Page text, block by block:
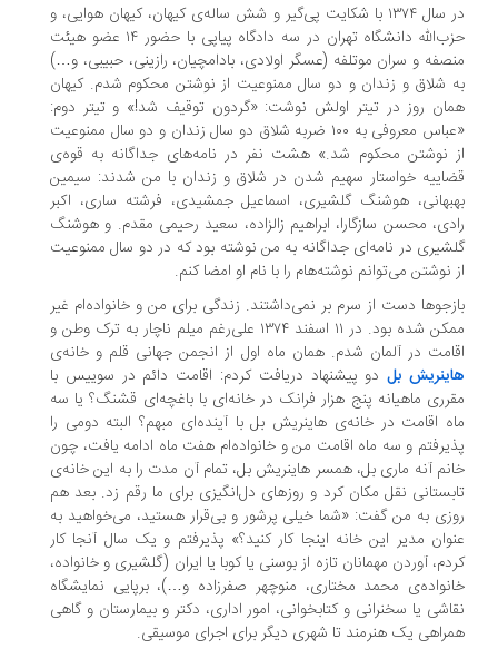
در سال ۱۳۷۴ با شکایت پی‌گیر و شش ساله‌ی کیهان، کیهان هوایی، و
حزب‌الله دانشگاه تهران در سه دادگاه پیاپی با حضور ۱۴ عضو هیئت
و سران موتلفه (عسگر اولادی، بادامچیان، رازینی، حبیبی، و…)
شلاق و زندان و دو سال ممنوعیت از نوشتن محکوم شدم. کیهان
روز در تیتر اولش نوشت: «گردون توقیف شد!» و تیتر دوم:
«عباس معروفی به ۱۰۰ ضربه شلاق دو سال زندان و دو سال ممنوعیت
نوشتن محکوم شد.» هشت نفر در نامه‌های جداگانه به قوه‌ی
خواستار سهیم شدن در شلاق و زندان با من شدند: سیمین
هوشنگ گلشیری، اسماعیل جمشیدی، فرشته ساری، اکبر
محسن سازگارا، ابراهیم زالزاده، سعید رحیمی مقدم. و هوشنگ
در نامه‌ای جداگانه به من نوشته بود که در دو سال ممنوعیت
نوشتن می‌توانم نوشته‌هام را با نام او امضا کنم.
دست از سرم بر نمی‌داشتند. زندگی برای من و خانواده‌ام غیر
ممکن شده بود. در ۱۱ اسفند ۱۳۷۴ علی‌رغم میلم ناچار به ترک وطن و
در آلمان شدم. همان ماه اول از انجمن جهانی قلم و خانه‌ی
بلدو پیشنهاد دریافت کردم: اقامت دائم در سوییس با
ماهیانه پنج هزار فرانک در خانه‌ای با باغچه‌ای قشنگ؟ یا سه
اقامت در خانه‌ی هاینریش بل با آینده‌ای مبهم؟ البته دومی را
و سه ماه اقامت من و خانواده‌ام هفت ماه ادامه یافت، چون
آنه ماری بل، همسر هاینریش بل، تمام آن مدت را به این خانه‌ی
نقل مکان کرد و روزهای دل‌انگیزی برای ما رقم زد. بعد هم
به من گفت: «شما خیلی پرشور و بی‌قرار هستید، می‌خواهید به
مدیر این خانه اینجا کار کنید؟» پذیرفتم و یک سال آنجا کار
آوردن مهمانان تازه از بوسنی یا کوبا یا ایران (گلشیری و خانواده،
محمد مختاری، منوچهر صفرزاده و…)، برپایی نمایشگاه
یا سخنرانی و کتابخوانی، امور اداری، دکتر و بیمارستان و گاهی
یک هنرمند تا شهری دیگر برای اجرای موسیقی.